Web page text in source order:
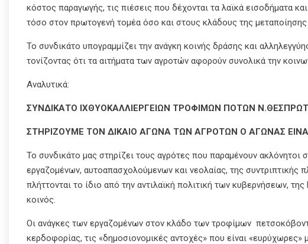
κόστος παραγωγής, τις πιέσεις που δέχονται τα λαϊκά εισοδήματα
τόσο στον πρωτογενή τομέα όσο και στους κλάδους της
Το συνδικάτο υπογραμμίζει την ανάγκη κοινής δράσης και
τονίζοντας ότι τα αιτήματα των αγροτών αφορούν συνολικά την
Αναλυτικά:
ΣΥΝΔΙΚΑΤΟ ΙΧΘΥΟΚΑΛΛΙΕΡΓΕΙΩΝ ΤΡΟΦΙΜΩΝ ΠΟΤΩΝ
ΣΤΗΡΙΖΟΥΜΕ ΤΟΝ ΔΙΚΑΙΟ ΑΓΩΝΑ ΤΩΝ ΑΓΡΟΤΩΝ Ο ΑΓΩΝΑΣ
Το συνδικάτο μας στηρίζει τους αγρότες που παραμένουν ακλόνητοι
εργαζομένων, αυτοαπασχολούμενων και νεολαίας, της
πλήττονται το ίδιο από την αντιλαϊκή πολιτική των κυβερνήσεων,
κοινός.
Οι ανάγκες των εργαζομένων στον κλάδο των τροφίμων
κερδοφορίας, τις «δημοσιονομικές αντοχές» που είναι